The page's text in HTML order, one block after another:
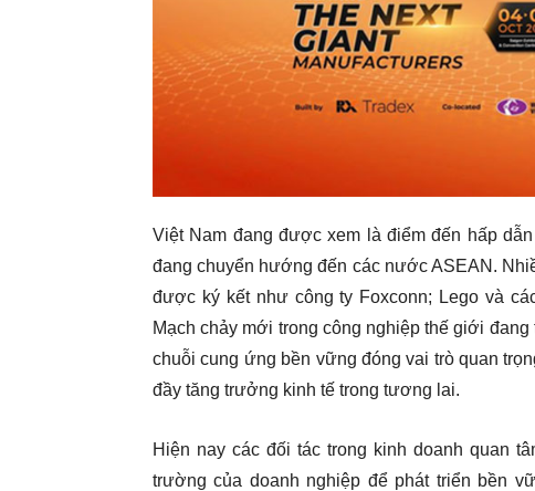
Việt Nam đang được xem là điểm đến hấp
đang chuyển hướng đến các nước ASEAN.
được ký kết như công ty Foxconn; Lego và
Mạch chảy mới trong công nghiệp thế giới
chuỗi cung ứng bền vững đóng vai trò quan
đầy tăng trưởng kinh tế trong tương lai.
Hiện nay các đối tác trong kinh doanh quan
trường của doanh nghiệp để phát triển bền